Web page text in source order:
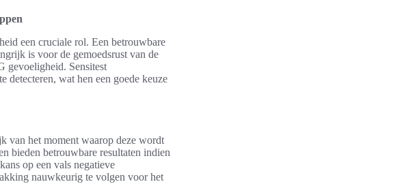
een cruciale rol. Een betrouwbare
is voor de gemoedsrust van de
gevoeligheid. Sensitest
detecteren, wat hen een goede keuze
van het moment waarop deze wordt
bieden betrouwbare resultaten indien
op een vals negatieve
nauwkeurig te volgen voor het